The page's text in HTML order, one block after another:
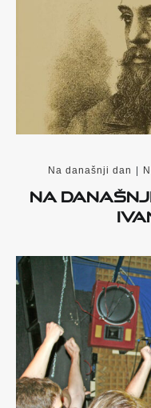
Na današnji dan
Na